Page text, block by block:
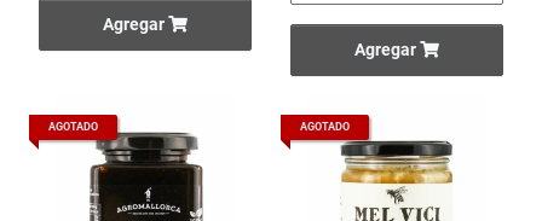
Agregar
Agregar
AGOTADO AGOTADO